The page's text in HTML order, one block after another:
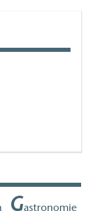
Gastronomie